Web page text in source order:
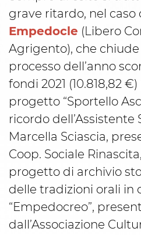
grave ritardo, nel caso
Empedocle (Libero
Agrigento), che chiude
processo dell’anno
fondi 2021 (10.818,82 €)
progetto “Sportello
ricordo dell’Assistente
Marcella Sciascia,
Coop. Sociale
progetto di archivio
delle tradizioni orali in
“Empedocreo”,
dall’Associazione